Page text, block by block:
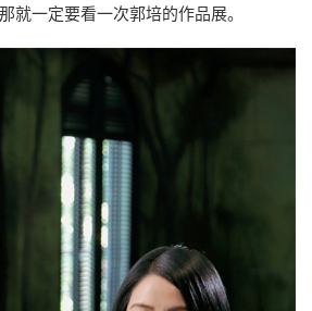
就一定要看一次郭培的作品展。